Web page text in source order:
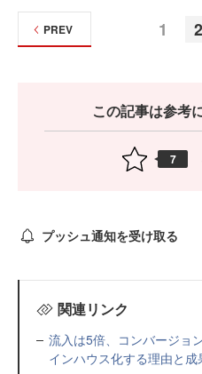
1 2
PREV
この記事は参考
7
プッシュ通知を受け取る
関連リンク
流入は5倍、コンバージョ
インハウス化する理由と